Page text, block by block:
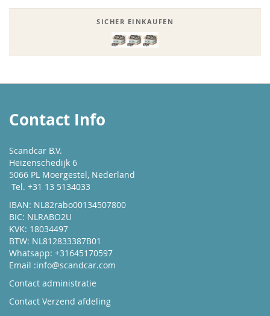
SICHER EINKAUFEN
Contact Info
Scandcar B.V.
Heizenschedijk 6
5066 PL Moergestel, Nederland
Tel. +31 13 5134033
IBAN: NL82rabo00134507800
BIC: NLRABO2U
KVK: 18034497
BTW: NL812833387B01
Whatsapp: +31645170597
Email :info@scandcar.com
Contact administratie
Contact Verzend afdeling